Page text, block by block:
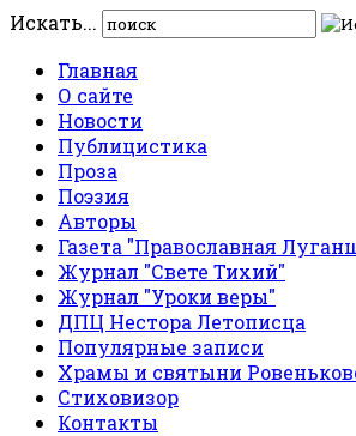
Искать...
Главная
О сайте
Новости
Публицистика
Проза
Поэзия
Авторы
Газета "Православная
Журнал "Свете Тихий"
Журнал "Уроки веры"
ДПЦ Нестора Летописца
Популярные записи
Храмы и святыни
Стиховизор
Контакты